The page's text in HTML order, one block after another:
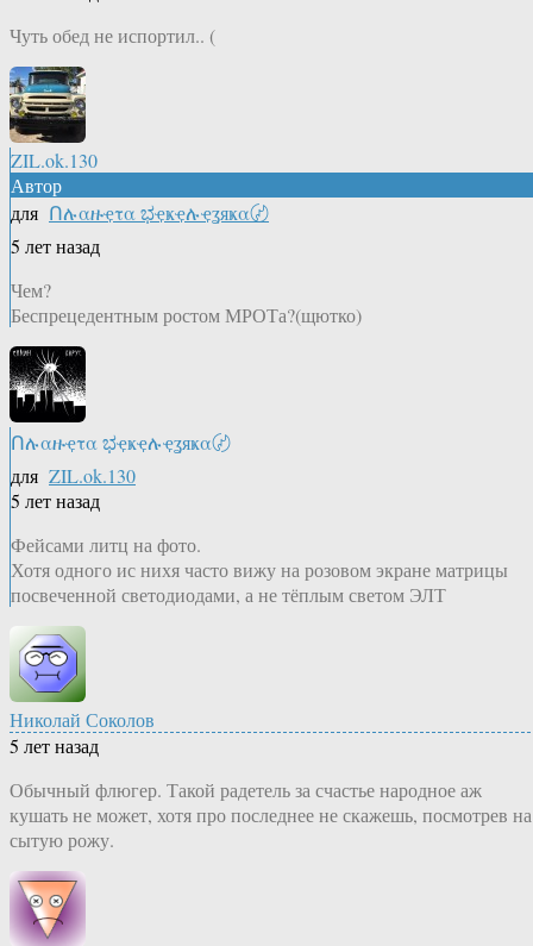
Чуть обед не испортил.. (
ZIL.ok.130
Автор
для Ոሉαዙҿτα ಭҿҝҿሉҿʓяҝα〄
5 лет назад
Чем?
Беспрецедентным ростом МРОТа?(щютко)
Ոሉαዙҿτα ಭҿҝҿሉҿʓяҝα〄
для ZIL.ok.130
5 лет назад
Фейсами литц на фото.
Хотя одного ис нихя часто вижу на розовом экране матрицы
посвеченной светодиодами, а не тёплым светом ЭЛТ
Николай Соколов
5 лет назад
Обычный флюгер. Такой радетель за счастье народное аж
кушать не может, хотя про последнее не скажешь, посмотрев на
сытую рожу.